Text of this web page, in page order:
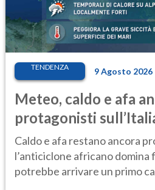
TENDENZA 9 Agosto 2026
Meteo, caldo e afa
protagonisti
Caldo e afa restano ancora
l’anticiclone africano domina
potrebbe arrivare un primo